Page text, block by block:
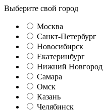
Выберите свой город
Москва
Санкт-Петербург
Новосибирск
Екатеринбург
Нижний Новгород
Самара
Омск
Казань
Челябинск